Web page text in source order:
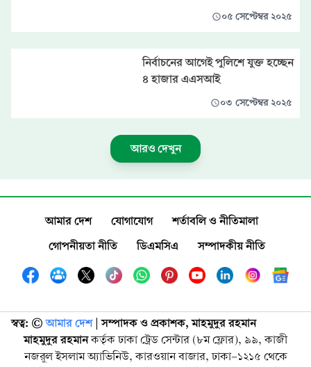
০৫ সেপ্টেম্বর ২০২৫
নির্বাচনের আগেই পুলিশে যুক্ত হচ্ছেন
৪ হাজার এএসআই
০৩ সেপ্টেম্বর ২০২৫
আরও দেখুন
আমার দেশ যোগাযোগ
শর্তাবলি ও নীতিমালা
গোপনীয়তা নীতি
ডিএমসিএ সম্পাদকীয় নীতি
স্বত্ব: ©️ আমার দেশ| সম্পাদক ও প্রকাশক, মাহমুদুর রহমান
মাহমুদুর রহমানকর্তৃক ঢাকা ট্রেড সেন্টার (৮ম ফ্লোর), ৯৯, কাজী
নজরুল ইসলাম অ্যাভিনিউ, কারওয়ান বাজার, ঢাকা-১২১৫ থেকে